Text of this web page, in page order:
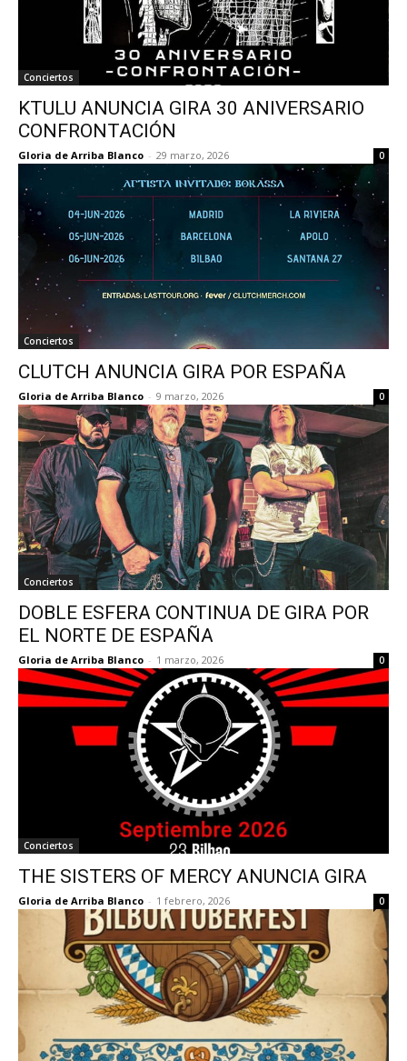
Conciertos
KTULU ANUNCIA GIRA 30 ANIVERSARIO
CONFRONTACIÓN
Gloria de Arriba Blanco - 29 marzo, 2026 0
Conciertos
CLUTCH ANUNCIA GIRA POR ESPAÑA
Gloria de Arriba Blanco - 9 marzo, 2026 0
Conciertos
DOBLE ESFERA CONTINUA DE GIRA POR
EL NORTE DE ESPAÑA
Gloria de Arriba Blanco - 1 marzo, 2026 0
Conciertos
THE SISTERS OF MERCY ANUNCIA GIRA
Gloria de Arriba Blanco - 1 febrero, 2026 0